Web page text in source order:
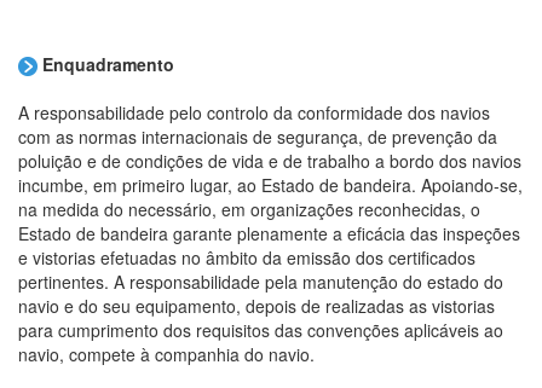
Enquadramento
A responsabilidade pelo controlo da conformidade dos navios
com as normas internacionais de segurança, de prevenção da
poluição e de condições de vida e de trabalho a bordo dos navios
incumbe, em primeiro lugar, ao Estado de bandeira. Apoiando-se,
na medida do necessário, em organizações reconhecidas, o
Estado de bandeira garante plenamente a eficácia das inspeções
e vistorias efetuadas no âmbito da emissão dos certificados
pertinentes. A responsabilidade pela manutenção do estado do
navio e do seu equipamento, depois de realizadas as vistorias
para cumprimento dos requisitos das convenções aplicáveis ao
navio, compete à companhia do navio.